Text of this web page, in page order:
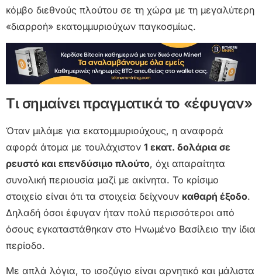
κόμβο διεθνούς πλούτου σε τη χώρα με τη μεγαλύτερη
«διαρροή» εκατομμυριούχων παγκοσμίως.
Τι σημαίνει πραγματικά το «έφυγαν»
Όταν μιλάμε για εκατομμυριούχους, η αναφορά
αφορά άτομα με τουλάχιστον 1 εκατ. δολάρια σε
ρευστό και επενδύσιμο πλούτο, όχι απαραίτητα
συνολική περιουσία μαζί με ακίνητα. Το κρίσιμο
στοιχείο είναι ότι τα στοιχεία δείχνουν καθαρή έξοδο.
Δηλαδή όσοι έφυγαν ήταν πολύ περισσότεροι από
όσους εγκαταστάθηκαν στο Ηνωμένο Βασίλειο την ίδια
περίοδο.
Με απλά λόγια, το ισοζύγιο είναι αρνητικό και μάλιστα